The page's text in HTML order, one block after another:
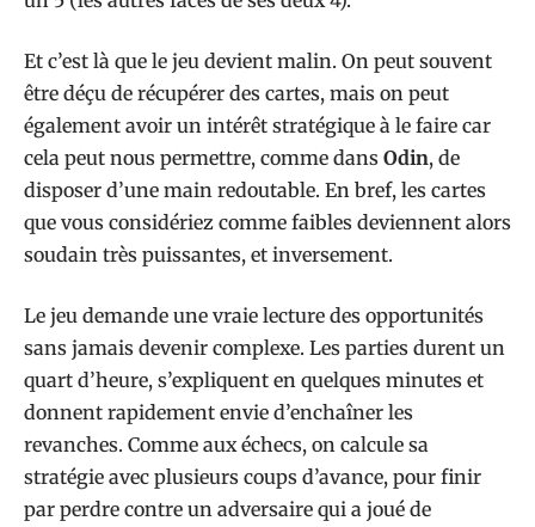
Et c’est là que le jeu devient malin. On peut souvent
être déçu de récupérer des cartes, mais on peut
également avoir un intérêt stratégique à le faire car
cela peut nous permettre, comme dans Odin, de
disposer d’une main redoutable. En bref, les cartes
que vous considériez comme faibles deviennent alors
soudain très puissantes, et inversement.
Le jeu demande une vraie lecture des opportunités
sans jamais devenir complexe. Les parties durent un
quart d’heure, s’expliquent en quelques minutes et
donnent rapidement envie d’enchaîner les
revanches. Comme aux échecs, on calcule sa
stratégie avec plusieurs coups d’avance, pour finir
par perdre contre un adversaire qui a joué de